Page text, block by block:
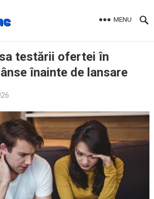
MENU
testării ofertei în
înainte de lansare